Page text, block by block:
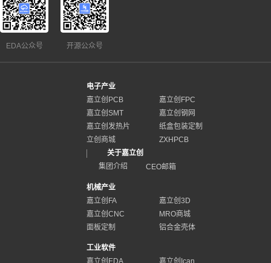
EDA公众号 开源公众号
电子产业
嘉立创PCB
嘉立创FPC
嘉立创SMT
嘉立创钢网
嘉立创发热片
纸盒包装定制
立创商城
ZXHPCB
关于嘉立创
集团介绍
CEO邮箱
机械产业
嘉立创FA
嘉立创3D
嘉立创CNC
MRO商城
面板定制
铝合金壳体
工业软件
嘉立创EDA
嘉立创Ican